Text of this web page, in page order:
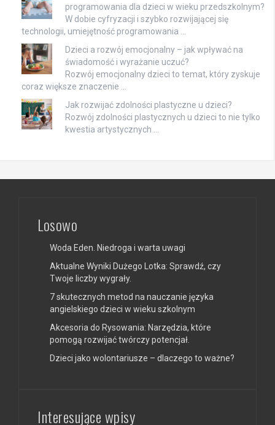
programowania dla dzieci w wieku przedszkolnym?
W dobie cyfryzacji i szybko rozwijającej się
technologii, umiejętność programowania …
Dzieci a rozwój emocjonalny – jak wpływać na
świadomość i wyrażanie uczuć?
Rozwój emocjonalny dzieci to temat, który zyskuje
coraz większe znaczenie …
Jak rozwijać zdolności plastyczne u dzieci?
Rozwój zdolności plastycznych u dzieci to nie tylko
kwestia artystycznych …
Losowo
Woda Eden. Niedroga i warta uwagi
Aktualne Wyniki Dużego Lotka: Sprawdź, czy
Twoje liczby wygrały.
7 skutecznych metod na nauczanie języka
angielskiego dzieci w wieku szkolnym
Akcesoria do Rysowania: Narzędzia, które
pomogą rozwijać twórczy potencjał.
Dzieci jako wolontariusze – dlaczego to ważne?
Interesujące wpisy